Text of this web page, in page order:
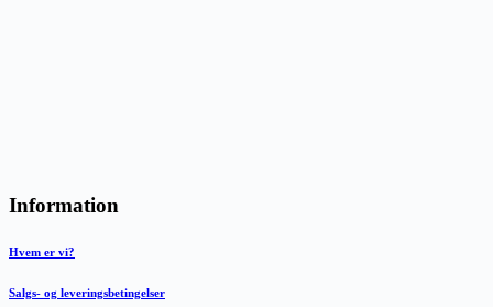
Information
Hvem er vi?
Salgs- og leveringsbetingelser